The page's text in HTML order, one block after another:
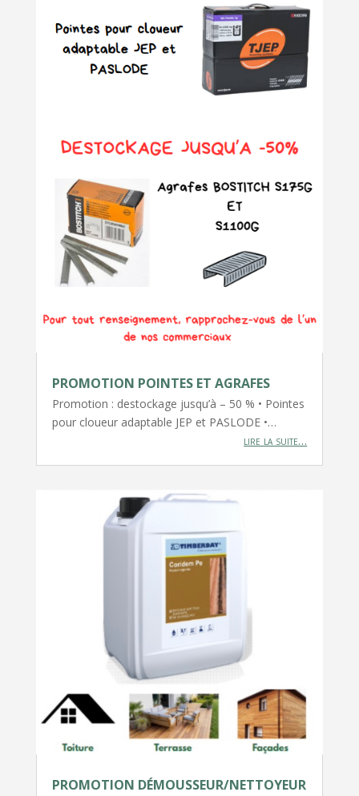
PROMOTION POINTES ET AGRAFES
Promotion : destockage jusqu’à – 50 % • Pointes
pour cloueur adaptable JEP et PASLODE •…
lire la suite…
PROMOTION DÉMOUSSEUR/NETTOYEUR